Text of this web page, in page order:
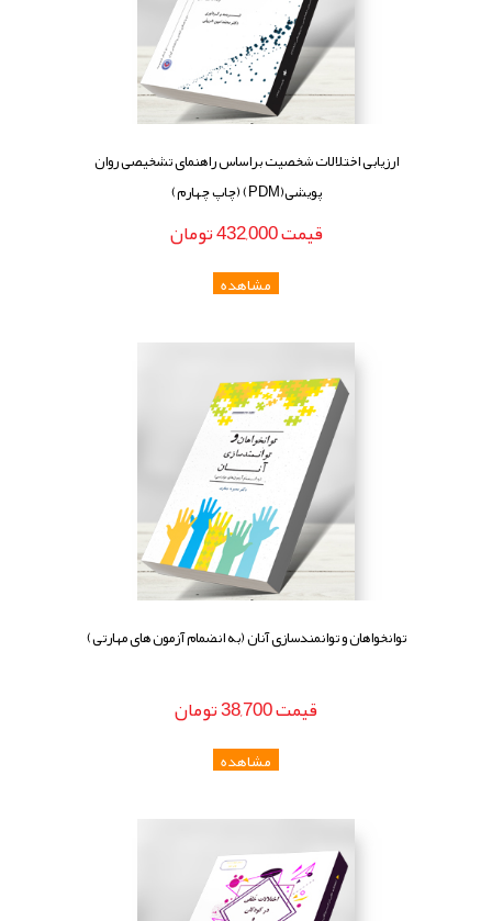
ارزیابی اختلالات شخصیت براساس راهنمای تشخیصی روان
پویشی(PDM) (چاپ چهارم)
قيمت432,000تومان
توانخواهان و توانمندسازی آنان (به انضمام آزمون های مهارتی)
قيمت38,700تومان